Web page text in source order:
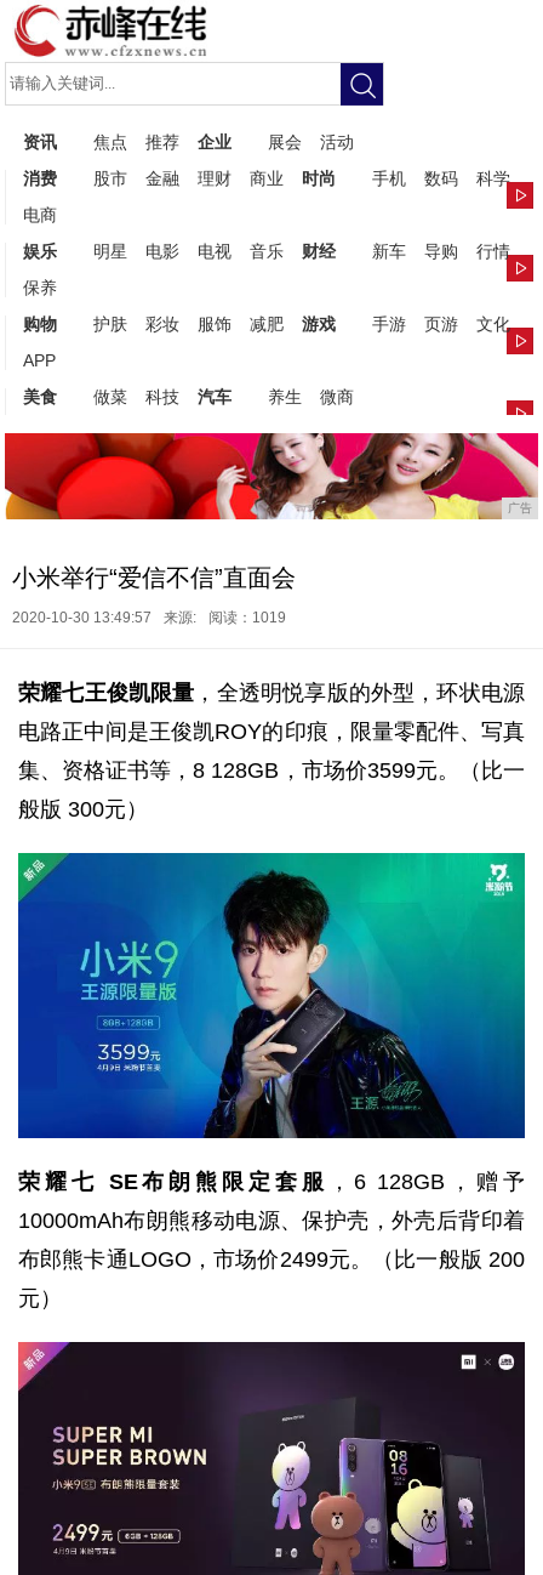
资讯 焦点 推荐 企业 展会
活动
消费
股市 金融 理财 商业 时尚 手机 数码
科学
电商
娱乐
明星 电影 电视 音乐 财经 新车 导购
行情
保养
购物
护肤 彩妆 服饰 减肥 游戏 手游 页游
文化
APP
美食
做菜 科技 汽车 养生 微商
广告
小米举行“爱信不信”直面会
2020-10-30 13:49:57 来源: 阅读：1019
荣耀七王俊凯限量 ，全透明悦享版的外型，环状电源
电路正中间是王俊凯ROY的印痕，限量零配件、写真
集、资格证书等，8 128GB，市场价3599元。（比一
般版 300元）
荣耀七 SE布朗熊限定套服 ，6 128GB，赠予
10000mAh布朗熊移动电源、保护壳，外壳后背印着
布郎熊卡通LOGO，市场价2499元。（比一般版 200
元）